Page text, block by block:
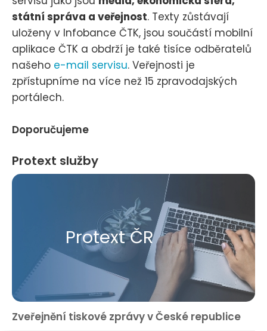
státní správa a veřejnost. Texty zůstávají
uloženy v Infobance ČTK, jsou součástí mobilní
aplikace ČTK a obdrží je také tisíce odběratelů
našeho e-mail servisu. Veřejnosti je
zpřístupníme na více než 15 zpravodajských
portálech.
Doporučujeme
Protext služby
Protext ČR
Zveřejnění tiskové zprávy v České republice